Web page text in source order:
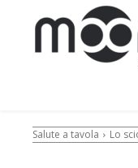
Salute a tavola Lo